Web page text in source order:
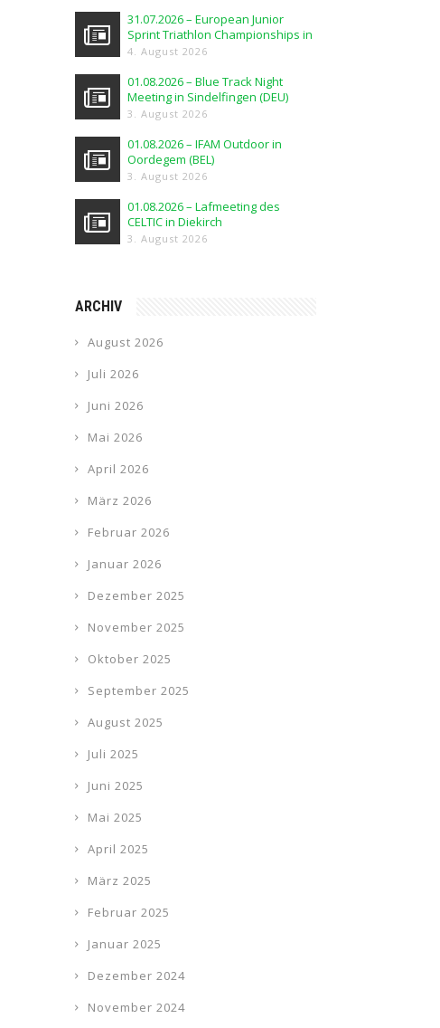
31.07.2026 – European Junior
Sprint Triathlon Championships in
Elblag (POL)
4. August 2026
01.08.2026 – Blue Track Night
Meeting in Sindelfingen (DEU)
3. August 2026
01.08.2026 – IFAM Outdoor in
Oordegem (BEL)
3. August 2026
01.08.2026 – Lafmeeting des
CELTIC in Diekirch
3. August 2026
ARCHIV
August 2026
Juli 2026
Juni 2026
Mai 2026
April 2026
März 2026
Februar 2026
Januar 2026
Dezember 2025
November 2025
Oktober 2025
September 2025
August 2025
Juli 2025
Juni 2025
Mai 2025
April 2025
März 2025
Februar 2025
Januar 2025
Dezember 2024
November 2024